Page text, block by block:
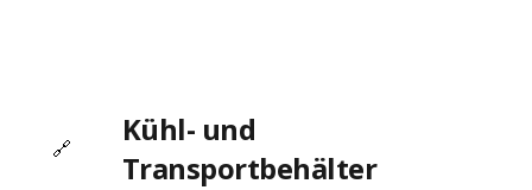
🔗
Kühl- und
Transportbehälter